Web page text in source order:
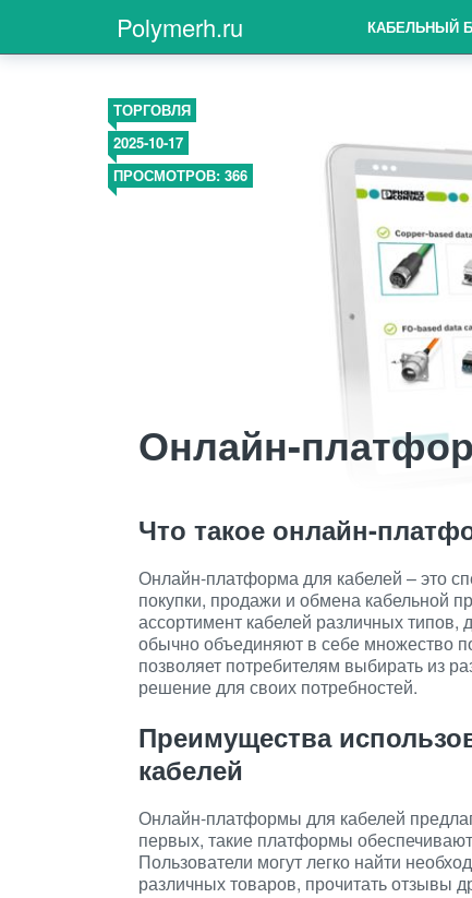
Polymerh.ru КАБЕЛЬНЫЙ
ТОРГОВЛЯ
2025-10-17
ПРОСМОТРОВ: 366
Онлайн-
Что такое онлайн-
Онлайн-платформа для кабелей – это
покупки, продажи и обмена кабельной
ассортимент кабелей различных
обычно объединяют в себе множество
позволяет потребителям выбирать из
решение для своих потребностей.
Преимущества
кабелей
Онлайн-платформы для кабелей
первых, такие платформы
Пользователи могут легко найти
различных товаров, прочитать отзывы